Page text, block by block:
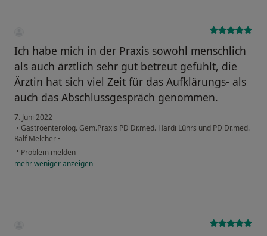
Ich habe mich in der Praxis sowohl menschlich
als auch ärztlich sehr gut betreut gefühlt, die
Ärztin hat sich viel Zeit für das Aufklärungs- als
auch das Abschlussgespräch genommen.
7. Juni 2022
• Gastroenterolog. Gem.Praxis PD Dr.med. Hardi Lührs und PD Dr.med.
Ralf Melcher •
• Problem melden
mehrwenigeranzeigen